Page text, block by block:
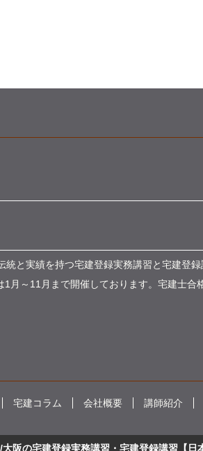
と実績を持つ宅建登録実務講習と宅建登
月～11月まで開催しております。宅建士
宅建コラム 会社概要 講師紹介
阪の宅建登録実務講習・宅建登録講習【日